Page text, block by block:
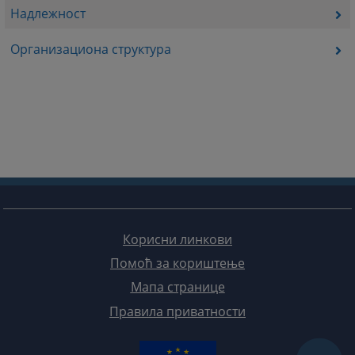
Надлежност
Организациона структура
Корисни линкови
Помоћ за кориштење
Мапа странице
Правила приватности